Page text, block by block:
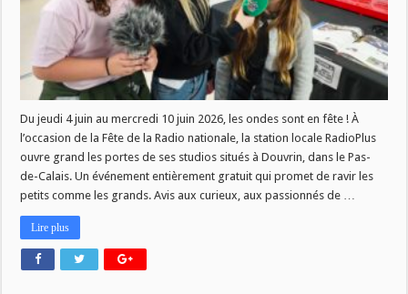
programme
exceptionnel
!
Du jeudi 4 juin au mercredi 10 juin 2026, les ondes sont en fête ! À
l’occasion de la Fête de la Radio nationale, la station locale RadioPlus
ouvre grand les portes de ses studios situés à Douvrin, dans le Pas-
de-Calais. Un événement entièrement gratuit qui promet de ravir les
petits comme les grands. Avis aux curieux, aux passionnés de …
Lire plus